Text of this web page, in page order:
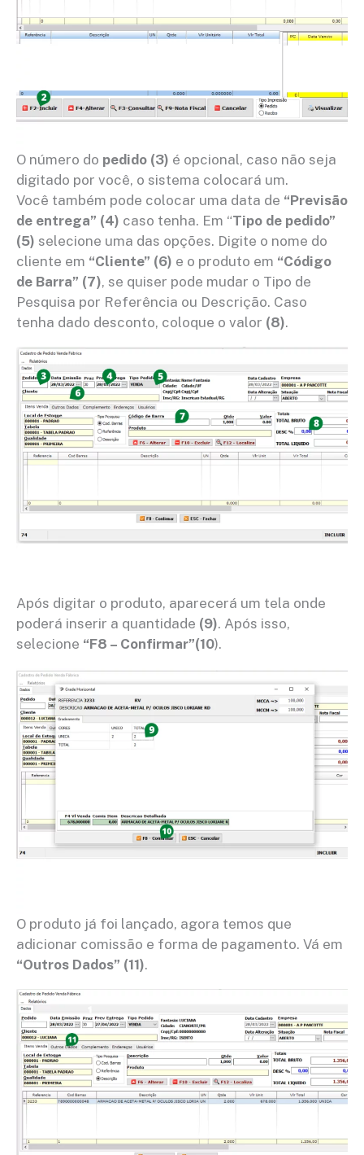
O número do pedido (3) é opcional, caso não seja
digitado por você, o sistema colocará um.
Você também pode colocar uma data de “Previsão
de entrega” (4) caso tenha. Em “Tipo de pedido”
(5) selecione uma das opções. Digite o nome do
cliente em “Cliente” (6) e o produto em “Código
de Barra” (7), se quiser pode mudar o Tipo de
Pesquisa por Referência ou Descrição. Caso
tenha dado desconto, coloque o valor (8).
Após digitar o produto, aparecerá um tela onde
poderá inserir a quantidade (9). Após isso,
selecione “F8 – Confirmar”(10).
O produto já foi lançado, agora temos que
adicionar comissão e forma de pagamento. Vá em
“Outros Dados” (11).